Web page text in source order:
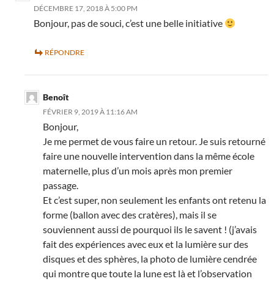
DÉCEMBRE 17, 2018 À 5:00 PM
Bonjour, pas de souci, c’est une belle initiative
RÉPONDRE
Benoît
FÉVRIER 9, 2019 À 11:16 AM
Bonjour,
Je me permet de vous faire un retour. Je suis retourné
faire une nouvelle intervention dans la même école
maternelle, plus d’un mois après mon premier
passage.
Et c’est super, non seulement les enfants ont retenu la
forme (ballon avec des cratères), mais il se
souviennent aussi de pourquoi ils le savent ! (j’avais
fait des expériences avec eux et la lumière sur des
disques et des sphères, la photo de lumière cendrée
qui montre que toute la lune est là et l’observation